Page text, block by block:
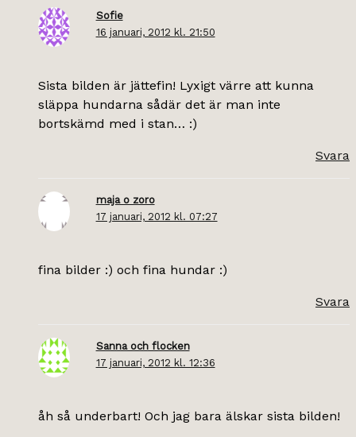
Sofie
16 januari, 2012 kl. 21:50
Sista bilden är jättefin! Lyxigt värre att kunna
släppa hundarna sådär det är man inte
bortskämd med i stan… :)
Svara
maja o zoro
17 januari, 2012 kl. 07:27
fina bilder :) och fina hundar :)
Svara
Sanna och flocken
17 januari, 2012 kl. 12:36
åh så underbart! Och jag bara älskar sista bilden!